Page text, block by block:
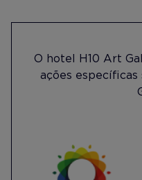
O hotel H10 Art
ações